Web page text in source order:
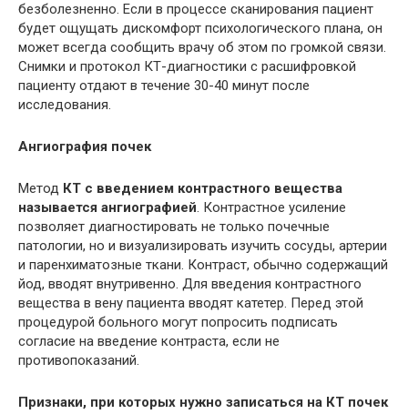
безболезненно. Если в процессе сканирования пациент
будет ощущать дискомфорт психологического плана, он
может всегда сообщить врачу об этом по громкой связи.
Снимки и протокол КТ-диагностики с расшифровкой
пациенту отдают в течение 30-40 минут после
исследования.
Ангиография почек
Метод КТ с введением контрастного вещества
называется ангиографией. Контрастное усиление
позволяет диагностировать не только почечные
патологии, но и визуализировать изучить сосуды, артерии
и паренхиматозные ткани. Контраст, обычно содержащий
йод, вводят внутривенно. Для введения контрастного
вещества в вену пациента вводят катетер. Перед этой
процедурой больного могут попросить подписать
согласие на введение контраста, если не
противопоказаний.
Признаки, при которых нужно записаться на КТ почек